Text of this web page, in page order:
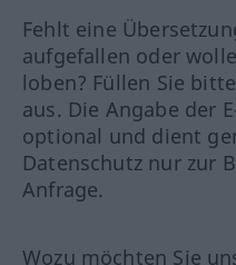
Fehlt eine
aufgefallen oder
loben? Füllen Sie
aus. Die Angabe der
optional und dient
Datenschutz nur zur
Anfrage.
Wozu möchten Sie